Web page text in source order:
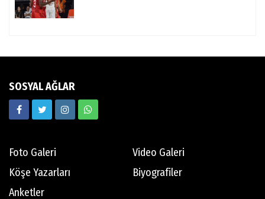
SOSYAL AĞLAR
Foto Galeri
Video Galeri
Köşe Yazarları
Biyografiler
Anketler